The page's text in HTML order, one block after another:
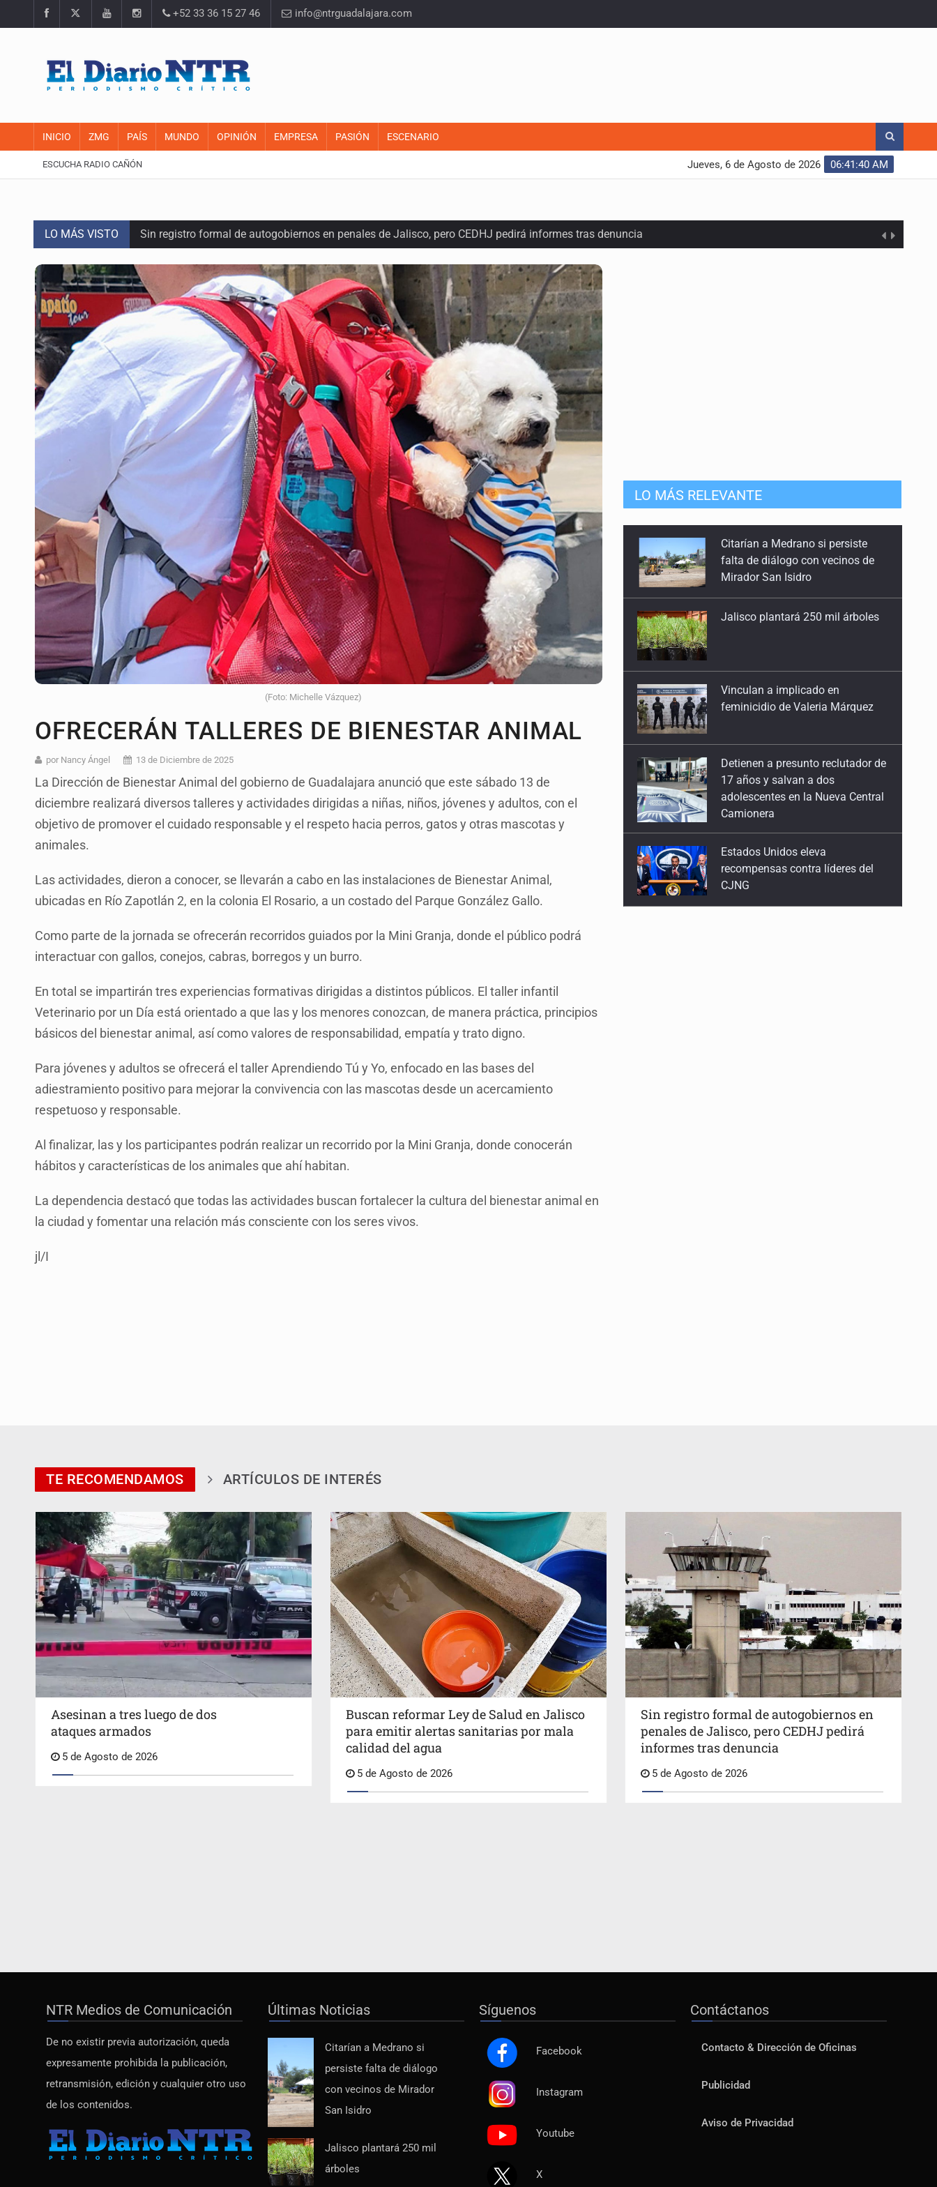
+52 33 36 15 27 46 info@ntrguadalajara.com
INICIO ZMG PAÍS MUNDO OPINIÓN EMPRESA PASIÓN ESCENARIO
ESCUCHA RADIO CAÑÓN 06:41:41 AM
Jueves, 6 de Agosto de 2026
LO MÁS VISTO Sin registro formal de autogobiernos en penales de Jalisco, pero CEDHJ pedirá informes tras denuncia
Citarían a Medrano si persiste falta de diálogo con vecinos de Mirador San Isidro
Asesinan a tres luego de dos ataques armados
Mujer resulta lesionada tras ataque de pitbull en Zapopan
Vinculan a pareja que extorsionaba con peluches para exigir 'cobro de piso'
Mueren cuatro personas por volcadura en San Miguel el Alto
Ken Salazar afirma que no tiene evidencia de vínculos entre el gobierno de México y el crimen organizado
Sheinbaum se reúnen secretario de Estado del Vaticano
Vinculan a responsable de homicidio registrado en 2025 en Tlaquepaque
Buscan reformar Ley de Salud en Jalisco para emitir alertas sanitarias por mala calidad del agua
(Foto: Michelle Vázquez)
OFRECERÁN TALLERES DE BIENESTAR ANIMAL
por Nancy Ángel 13 de Diciembre de 2025
La Dirección de Bienestar Animal del gobierno de Guadalajara anunció que este sábado 13 de
diciembre realizará diversos talleres y actividades dirigidas a niñas, niños, jóvenes y adultos, con el
objetivo de promover el cuidado responsable y el respeto hacia perros, gatos y otras mascotas y
animales.
Las actividades, dieron a conocer, se llevarán a cabo en las instalaciones de Bienestar Animal,
ubicadas en Río Zapotlán 2, en la colonia El Rosario, a un costado del Parque González Gallo.
Como parte de la jornada se ofrecerán recorridos guiados por la Mini Granja, donde el público podrá
interactuar con gallos, conejos, cabras, borregos y un burro.
En total se impartirán tres experiencias formativas dirigidas a distintos públicos. El taller infantil
Veterinario por un Día está orientado a que las y los menores conozcan, de manera práctica, principios
básicos del bienestar animal, así como valores de responsabilidad, empatía y trato digno.
Para jóvenes y adultos se ofrecerá el taller Aprendiendo Tú y Yo, enfocado en las bases del
adiestramiento positivo para mejorar la convivencia con las mascotas desde un acercamiento
respetuoso y responsable.
Al finalizar, las y los participantes podrán realizar un recorrido por la Mini Granja, donde conocerán
hábitos y características de los animales que ahí habitan.
La dependencia destacó que todas las actividades buscan fortalecer la cultura del bienestar animal en
la ciudad y fomentar una relación más consciente con los seres vivos.
jl/I
LO MÁS RELEVANTE
Jalisco plantará 250 mil árboles
Vinculan a implicado en
Detienen a presunto reclutador de
17 años y salvan a dos
Estados Unidos eleva
recompensas contra líderes del
CJNG
Mueren cuatro personas por
volcadura en San Miguel el Alto
TE RECOMENDAMOS ARTÍCULOS DE INTERÉS
Asesinan a tres luego de dos
ataques armados
5 de Agosto de 2026
Buscan reformar Ley de Salud en Jalisco
para emitir alertas sanitarias por mala
calidad del agua
5 de Agosto de 2026
Sin registro formal de autogobiernos en
penales de Jalisco, pero CEDHJ pedirá
informes tras denuncia
5 de Agosto de 2026
NTR Medios de Comunicación
De no existir previa autorización, queda
expresamente prohibida la publicación,
retransmisión, edición y cualquier otro uso
de los contenidos.
Últimas Noticias
Citarían a Medrano si
persiste falta de diálogo
con vecinos de Mirador
San Isidro
Jalisco plantará 250 mil
árboles
Síguenos
Facebook
Instagram
Youtube
X
Contáctanos
Contacto & Dirección de Oficinas
Publicidad
Aviso de Privacidad